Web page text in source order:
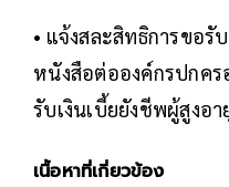
• แจ้งสละสิทธิการขอรั
หนังสือต่อองค์กรปกค
รับเงินเบี้ยยังชีพผู้สูงอา
เนื้อหาที่เกี่ยวข้อง